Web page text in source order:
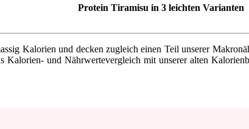
Protein Tiramisu in 3 leichten Varianten
Kalorien und decken zugleich einen Teil unserer
Kalorien- und Nährwertevergleich mit unserer alten